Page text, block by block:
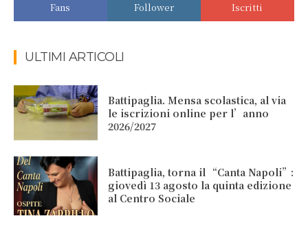
Fans Follower Iscritti
ULTIMI ARTICOLI
Battipaglia. Mensa scolastica, al via
le iscrizioni online per l’anno
2026/2027
Battipaglia, torna il “Canta Napoli”:
giovedì 13 agosto la quinta edizione
al Centro Sociale